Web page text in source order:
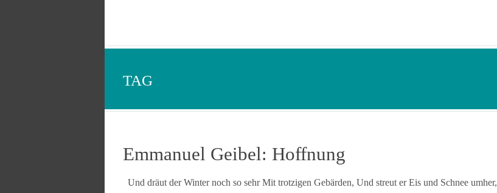
TAG
Emmanuel Geibel: Hoffnung
Und dräut der Winter noch so sehr Mit trotzigen Gebärden, Und streut er Eis und Schnee umher,